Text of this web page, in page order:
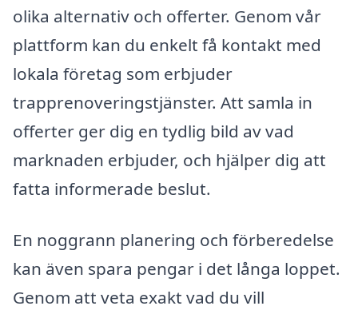
olika alternativ och offerter. Genom vår
plattform kan du enkelt få kontakt med
lokala företag som erbjuder
trapprenoveringstjänster. Att samla in
offerter ger dig en tydlig bild av vad
marknaden erbjuder, och hjälper dig att
fatta informerade beslut.
En noggrann planering och förberedelse
kan även spara pengar i det långa loppet.
Genom att veta exakt vad du vill